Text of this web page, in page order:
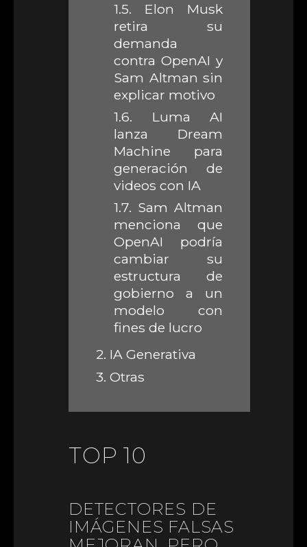
1.5. Elon Musk
retira su
demanda
contra OpenAI y
Sam Altman sin
explicar motivo
1.6. Luma AI
lanza Dream
Machine para
generación de
videos con IA
1.7. Sam Altman
menciona que
OpenAI podría
cambiar su
estructura de
gobierno a un
modelo con
fines de lucro
2. IA Generativa
3. Otras
TOP 10
DETECTORES DE
IMÁGENES FALSAS